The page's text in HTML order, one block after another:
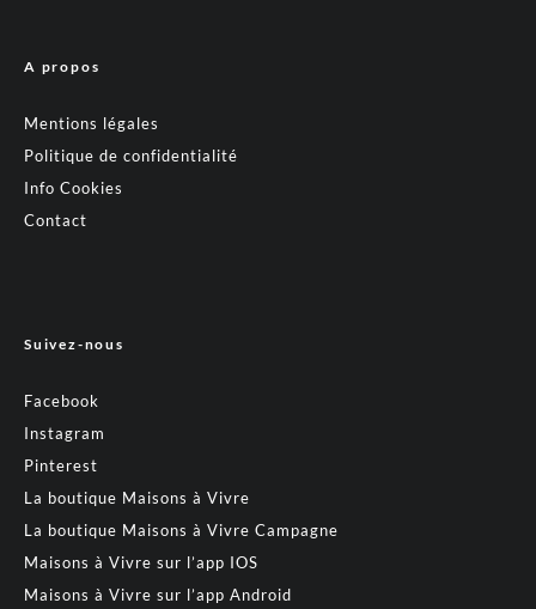
A propos
Mentions légales
Politique de confidentialité
Info Cookies
Contact
Suivez-nous
Facebook
Instagram
Pinterest
La boutique Maisons à Vivre
La boutique Maisons à Vivre Campagne
Maisons à Vivre sur l’app IOS
Maisons à Vivre sur l’app Android